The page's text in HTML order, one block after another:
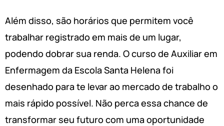
Além disso, são horários que permitem você
trabalhar registrado em mais de um lugar,
podendo dobrar sua renda. O curso de Auxiliar em
Enfermagem da Escola Santa Helena foi
desenhado para te levar ao mercado de trabalho o
mais rápido possível. Não perca essa chance de
transformar seu futuro com uma oportunidade